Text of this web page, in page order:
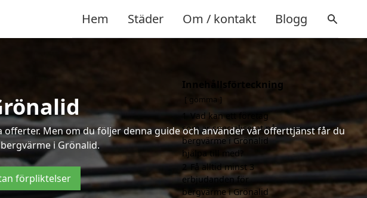
Hem Städer Om / kontakt Blogg
Men om du följer denna guide och använder vår offerttjänst får du
i Grönalid.
förpliktelser
Innehållsförteckning
gömma
1 Vad kan ett företag
som är specialiserat på
bergvärme i Grönalid
hjälpa till med?
2 Få alltid minst 3
erbjudanden för
bergvärme i Grönalid